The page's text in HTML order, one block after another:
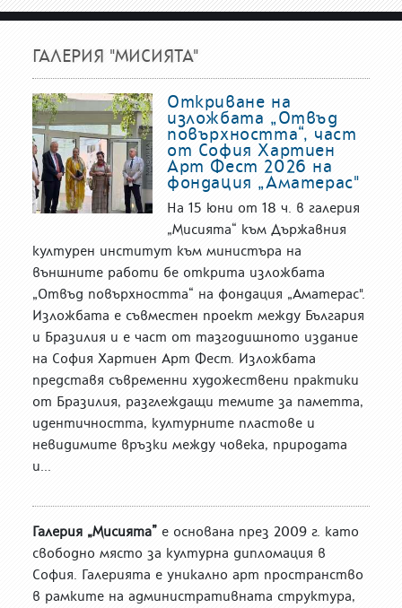
ГАЛЕРИЯ "МИСИЯТА"
Откриване на
изложбата „Отвъд
повърхността“, част
от София Хартиен
Арт Фест 2026 на
фондация „Аматерас"
На 15 юни от 18 ч. в галерия
„Мисията“ към Държавния
културен институт към министъра на
външните работи бе открита изложбата
„Отвъд повърхността“ на фондация „Аматерас".
Изложбата е съвместен проект между България
и Бразилия и е част от тазгодишното издание
на София Хартиен Арт Фест. Изложбата
представя съвременни художествени практики
от Бразилия, разглеждащи темите за паметта,
идентичността, културните пластове и
невидимите връзки между човека, природата
и...
Галерия „Мисията” е основана през 2009 г. като
свободно място за културна дипломация в
София. Галерията е уникално арт пространство
в рамките на административната структура,